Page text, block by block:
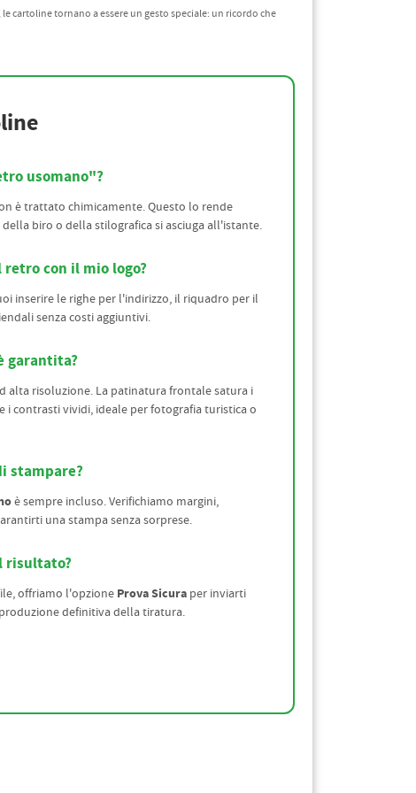
cartoline tornano a essere un gesto speciale: un ricordo che
usomano"?
è trattato chimicamente. Questo lo rende
biro o della stilografica si asciuga all'istante.
retro con il mio logo?
inserire le righe per l'indirizzo, il riquadro per il
senza costi aggiuntivi.
garantita?
alta risoluzione. La patinatura frontale satura i
i contrasti vividi, ideale per fotografia turistica o
stampare?
è sempre incluso. Verifichiamo margini,
una stampa senza sorprese.
risultato?
offriamo l'opzione Prova Sicura per inviarti
definitiva della tiratura.